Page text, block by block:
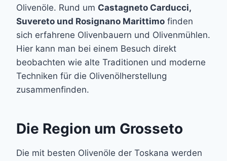
Olivenöle. Rund um Castagneto Carducci,
Suvereto und Rosignano Marittimo finden
sich erfahrene Olivenbauern und Olivenmühlen.
Hier kann man bei einem Besuch direkt
beobachten wie alte Traditionen und moderne
Techniken für die Olivenölherstellung
zusammenfinden.
Die Region um Grosseto
Die mit besten Olivenöle der Toskana werden